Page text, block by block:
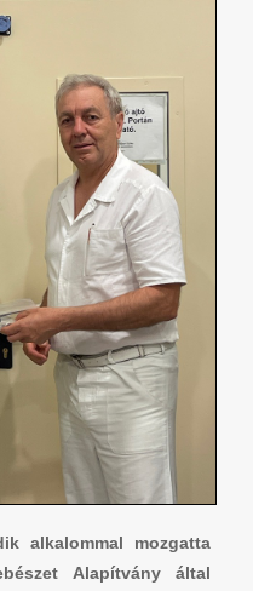
alkalommal mozgatta
Alapítvány által